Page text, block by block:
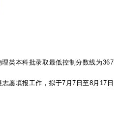
类本科批录取最低控制分数线为367
愿填报工作，拟于7月7日至8月17日